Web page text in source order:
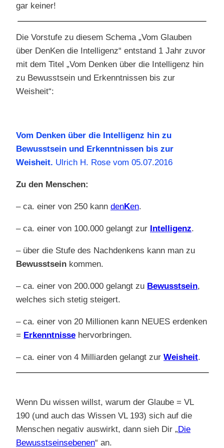
gar keiner!
Die Vorstufe zu diesem Schema „Vom Glauben
über DenKen die Intelligenz“ entstand 1 Jahr zuvor
mit dem Titel „Vom Denken über die Intelligenz hin
zu Bewusstsein und Erkenntnissen bis zur
Weisheit“:
Vom Denken über die Intelligenz hin zu
Bewusstsein und Erkenntnissen bis zur
Weisheit. Ulrich H. Rose vom 05.07.2016
Zu den Menschen:
– ca. einer von 250 kann denKen.
– ca. einer von 100.000 gelangt zur Intelligenz.
– über die Stufe des Nachdenkens kann man zu
Bewusstsein kommen.
– ca. einer von 200.000 gelangt zu Bewusstsein,
welches sich stetig steigert.
– ca. einer von 20 Millionen kann NEUES erdenken
= Erkenntnisse hervorbringen.
– ca. einer von 4 Milliarden gelangt zur Weisheit.
Wenn Du wissen willst, warum der Glaube = VL
190 (und auch das Wissen VL 193) sich auf die
Menschen negativ auswirkt, dann sieh Dir „Die
Bewusstseinsebenen“ an.